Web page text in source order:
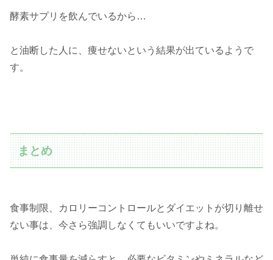
酵素サプリを飲んでいるから…
と油断した人に、痩せないという結果が出ているようで
す。
まとめ
食事制限、カロリーコントロールとダイエットが切り離せ
ない事は、今さら強調しなくてもいいですよね。